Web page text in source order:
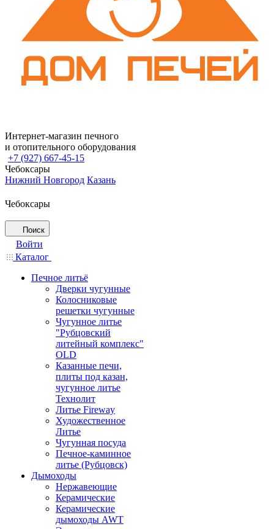
Интернет-магазин печного
и отопительного оборудования
+7 (927) 667-45-15
Чебоксары
Нижний Новгород Казань
Чебоксары
Поиск
Войти
Каталог
Печное литьё
Дверки чугунные
Колосниковые
решетки чугунные
Чугунное литье
"Рубцовский
литейный комплекс"
OLD
Казанные печи,
плиты под казан,
чугунное литье
Технолит
Литье Fireway
Художественное
Литье
Чугунная посуда
Печное-каминное
литье (Рубцовск)
Дымоходы
Нержавеющие
Керамические
Керамические
дымоходы AWT